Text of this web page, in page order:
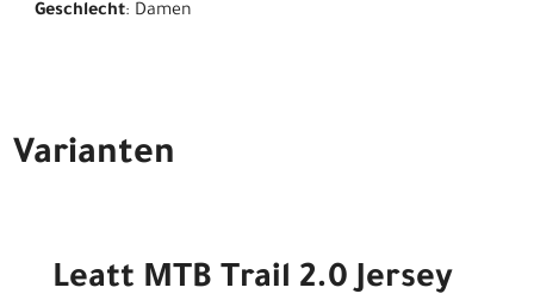
Geschlecht: Damen
Varianten
Leatt MTB Trail 2.0 Jersey